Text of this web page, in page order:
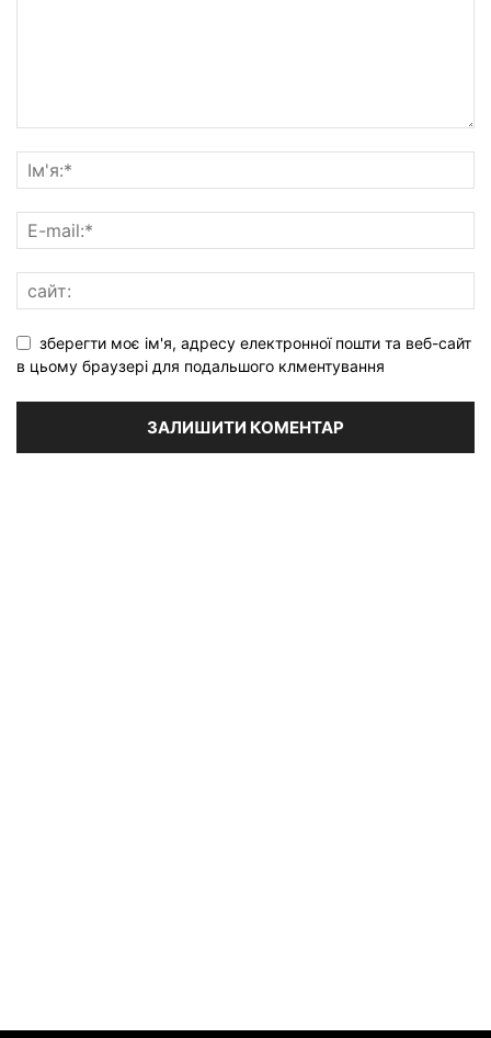
зберегти моє ім'я, адресу електронної пошти та веб-сайт
в цьому браузері для подальшого клментування